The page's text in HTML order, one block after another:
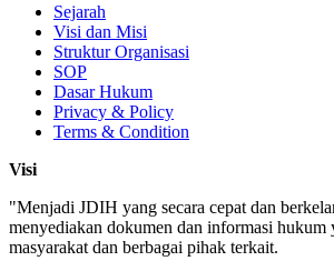
Sejarah
Visi dan Misi
Struktur Organisasi
SOP
Dasar Hukum
Privacy & Policy
Terms & Condition
Visi
"Menjadi JDIH yang secara cepat dan
menyediakan dokumen dan informasi hukum
masyarakat dan berbagai pihak terkait.